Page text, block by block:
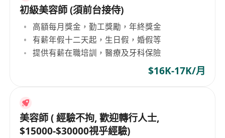
初級美容師 (須前台接侍)
高額每月獎金，勤工獎勵，年終獎金
有薪年假十二天起，生日假，婚假等
提供有薪在職培訓，醫療及牙科保險
$16K-17K/月
美容師 ( 經驗不拘, 歡迎轉行人士,
$15000-$30000視乎經驗)